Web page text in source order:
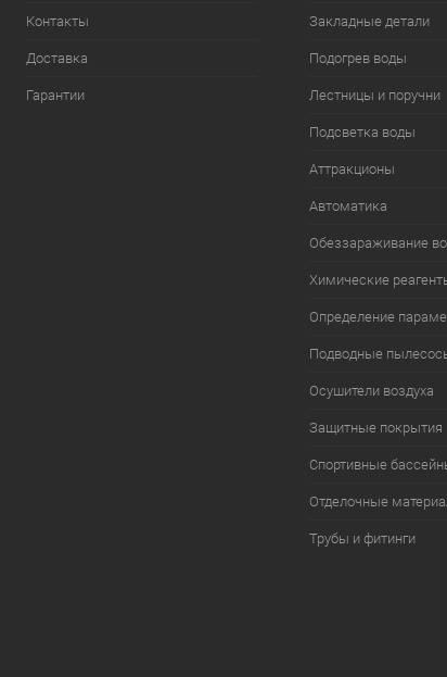
Контакты
Доставка
Гарантии
Закладные детали
Подогрев воды
Лестницы и поручни
Подсветка воды
Аттракционы
Автоматика
Обеззараживание
Химические
Определение
Подводные
Осушители воздуха
Защитные покрытия
Спортивные
Отделочные
Трубы и фитинги